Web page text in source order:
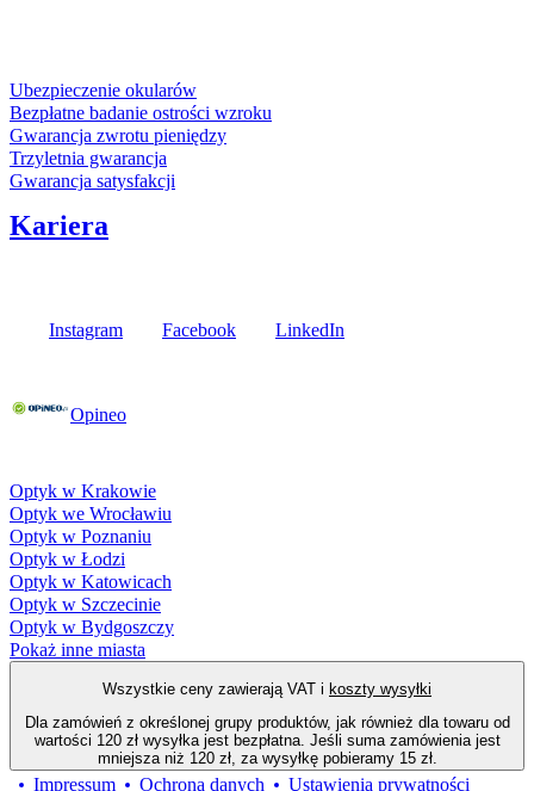
Ubezpieczenie okularów
Bezpłatne badanie ostrości wzroku
Gwarancja zwrotu pieniędzy
Trzyletnia gwarancja
Gwarancja satysfakcji
Kariera
Instagram Facebook LinkedIn
Opineo
Optyk w Krakowie
Optyk we Wrocławiu
Optyk w Poznaniu
Optyk w Łodzi
Optyk w Katowicach
Optyk w Szczecinie
Optyk w Bydgoszczy
Pokaż inne miasta
Wszystkie ceny zawierają VAT i koszty wysyłki
Dla zamówień z określonej grupy produktów, jak również dla towaru od
wartości 120 zł wysyłka jest bezpłatna. Jeśli suma zamówienia jest
mniejsza niż 120 zł, za wysyłkę pobieramy 15 zł.
Impressum Ochrona danych Ustawienia prywatności